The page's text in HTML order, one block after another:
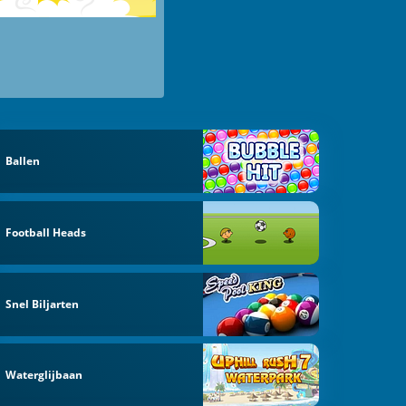
Ballen
Football Heads
Snel Biljarten
Waterglijbaan